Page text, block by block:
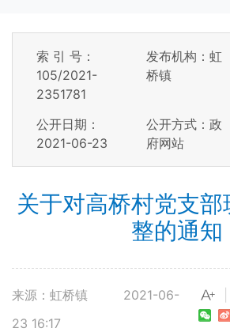
索 引 号：
105/2021-
2351781
发布机构：虹
桥镇
公开日期：
2021-06-23
公开方式：政
府网站
关于对高桥村党支
整的通知
来源：虹桥镇
2021-06-
23 16:17